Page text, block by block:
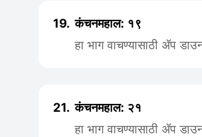
19. कंचनमहाल: १९
हा भाग वाचण्यासाठी ॲप
21. कंचनमहाल: २१
हा भाग वाचण्यासाठी ॲप